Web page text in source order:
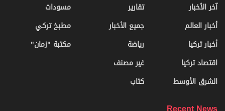
آخر الأخبار
أخبار العالم
أخبار تركيا
اقتصاد تركيا
الشرق الأوسط
تقارير
جميع الأخبار
رياضة
غير مصنف
كتاب
مسودات
مطبخ تركي
مكتبة "زمان"